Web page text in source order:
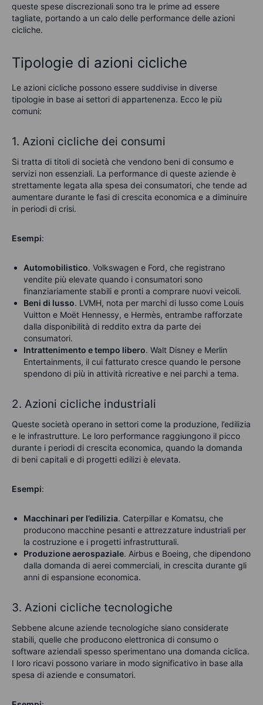
queste spese discrezionali sono tra le prime ad essere
tagliate, portando a un calo delle performance delle azioni
cicliche.
Tipologie di azioni cicliche
Le azioni cicliche possono essere suddivise in diverse
tipologie in base ai settori di appartenenza. Ecco le più
comuni:
1. Azioni cicliche dei consumi
Si tratta di titoli di società che vendono beni di consumo e
servizi non essenziali. La performance di queste aziende è
strettamente legata alla spesa dei consumatori, che tende ad
aumentare durante le fasi di crescita economica e a diminuire
in periodi di crisi.
Esempi:
Automobilistico. Volkswagen e Ford, che registrano
vendite più elevate quando i consumatori sono
finanziariamente stabili e pronti a comprare nuovi veicoli.
Beni di lusso. LVMH, nota per marchi di lusso come Louis
Vuitton e Moët Hennessy, e Hermès, entrambe rafforzate
dalla disponibilità di reddito extra da parte dei
consumatori.
Intrattenimento e tempo libero. Walt Disney e Merlin
Entertainments, il cui fatturato cresce quando le persone
spendono di più in attività ricreative e nei parchi a tema.
2. Azioni cicliche industriali
Queste società operano in settori come la produzione, l’edilizia
e le infrastrutture. Le loro performance raggiungono il picco
durante i periodi di crescita economica, quando la domanda
di beni capitali e di progetti edilizi è elevata.
Esempi:
Macchinari per l’edilizia. Caterpillar e Komatsu, che
producono macchine pesanti e attrezzature industriali per
la costruzione e i progetti infrastrutturali.
Produzione aerospaziale. Airbus e Boeing, che dipendono
dalla domanda di aerei commerciali, in crescita durante gli
anni di espansione economica.
3. Azioni cicliche tecnologiche
Sebbene alcune aziende tecnologiche siano considerate
stabili, quelle che producono elettronica di consumo o
software aziendali spesso sperimentano una domanda ciclica.
I loro ricavi possono variare in modo significativo in base alla
spesa di aziende e consumatori.